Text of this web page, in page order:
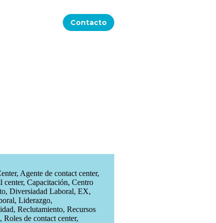
Contacto
, Agente de contact center,
center, Capacitación, Centro
, Diversiadad Laboral, EX,
, Liderazgo,
, Reclutamiento, Recursos
, Roles de contact center,